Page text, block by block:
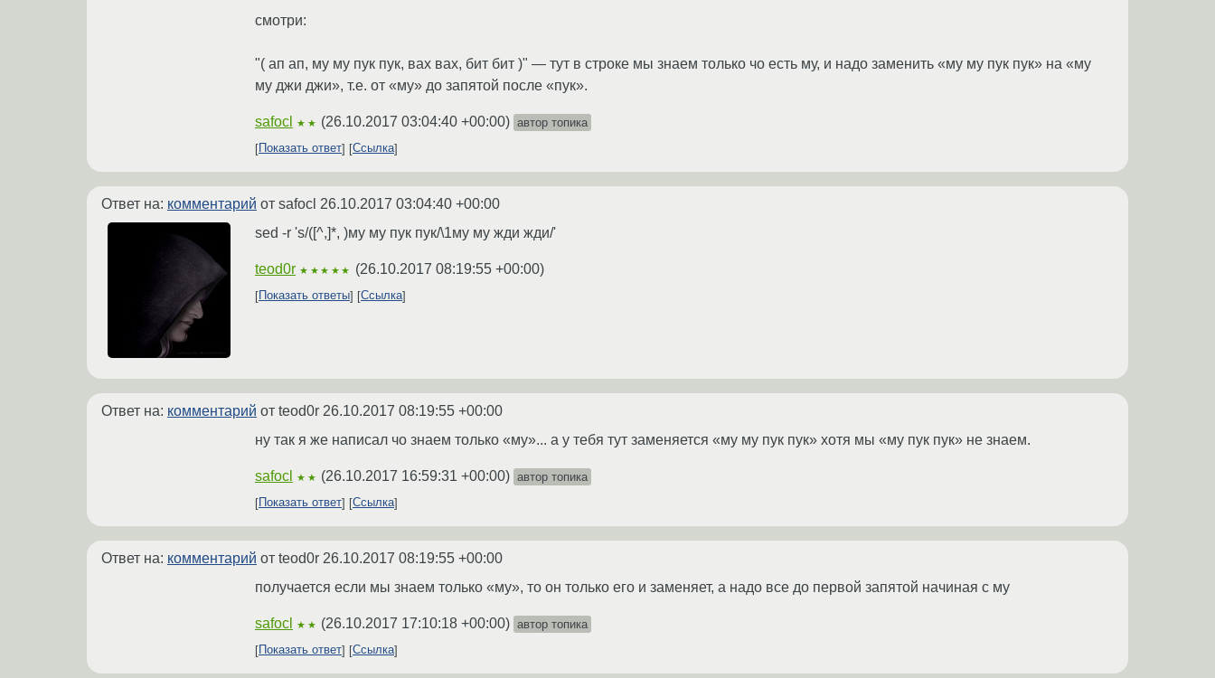
смотри:
"( ап ап, му му пук пук, вах вах, бит бит )" — тут в строке мы знаем только чо есть му, и надо заменить «му му пук пук» на «му
му джи джи», т.е. от «му» до запятой после «пук».
safocl ★★ (26.10.2017 03:04:40 +00:00) автор топика
Показать ответ
Ссылка
Ответ на: комментарий от safocl 26.10.2017 03:04:40 +00:00
sed -r 's/([^,]*, )му му пук пук/\1му му жди жди/'
teod0r ★★★★★ (26.10.2017 08:19:55 +00:00)
Показать ответы Ссылка
Ответ на: комментарий от teod0r 26.10.2017 08:19:55 +00:00
ну так я же написал чо знаем только «му»... а у тебя тут заменяется «му му пук пук» хотя мы «му пук пук» не знаем.
safocl ★★ (26.10.2017 16:59:31 +00:00) автор топика
Показать ответ
Ссылка
Ответ на: комментарий от teod0r 26.10.2017 08:19:55 +00:00
получается если мы знаем только «му», то он только его и заменяет, а надо все до первой запятой начиная с му
safocl ★★ (26.10.2017 17:10:18 +00:00) автор топика
Показать ответ
Ссылка